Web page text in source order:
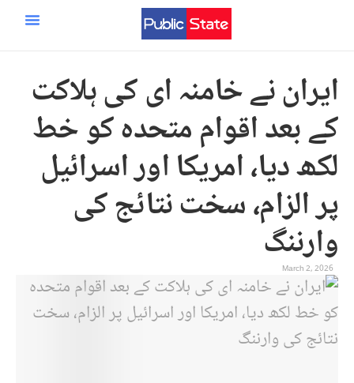
ایران نے خامنہ ای کی ہلاکت
کے بعد اقوام متحدہ کو خط
لکھ دیا، امریکا اور اسرائیل
پر الزام، سخت نتائج کی
وارننگ
March 2, 2026